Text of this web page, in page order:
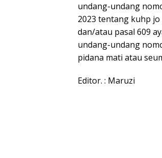
undang-undang
2023 tentang kuhp
dan/atau pasal 609
undang-undang
pidana mati atau
Editor. : Maruzi